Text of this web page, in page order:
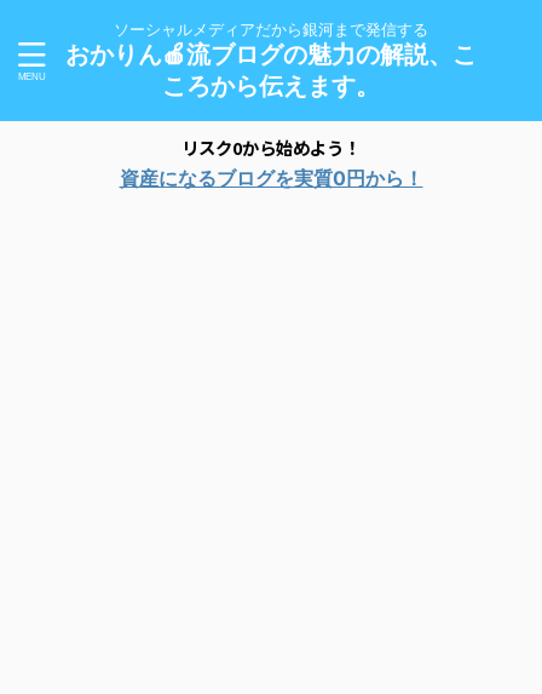
ソーシャルメディアだから銀河まで発信する
おかりん🍎流ブログの魅力の解説、こ
ころから伝えます。
リスク0から始めよう！
資産になるブログを実質0円から！